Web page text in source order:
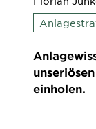
einholen.